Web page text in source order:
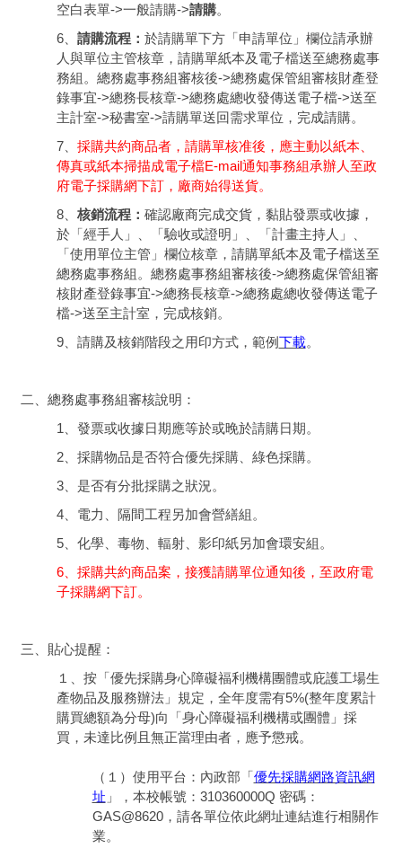
空白表單->一般請購->請購。
6、 請購流程： 於請購單下方「申請單位」欄位請承辦
人與單位主管核章，請購單紙本及電子檔送至總務處事
務組。總務處事務組審核後->總務處保管組審核財產登
錄事宜->總務長核章->總務處總收發傳送電子檔->送至
主計室->秘書室->請購單送回需求單位，完成請購。
7、 採購共約商品者，請購單核准後，應主動以紙本、
傳真或紙本掃描成電子檔E-mail通知事務組承辦人至政
府電子採購網下訂，廠商始得送貨。
8、 核銷流程： 確認廠商完成交貨，黏貼發票或收據，
於「經手人」、「驗收或證明」、「計畫主持人」、
「使用單位主管」欄位核章，請購單紙本及電子檔送至
總務處事務組。總務處事務組審核後->總務處保管組審
核財產登錄事宜->總務長核章->總務處總收發傳送電子
檔->送至主計室，完成核銷。
9、請購及核銷階段之用印方式，範例下載。
二、總務處事務組審核說明：
1、發票或收據日期應等於或晚於請購日期。
2、採購物品是否符合優先採購、綠色採購。
3、是否有分批採購之狀況。
4、電力、隔間工程另加會營繕組。
5、化學、毒物、輻射、影印紙另加會環安組。
6、採購共約商品案，接獲請購單位通知後，至政府電
子採購網下訂。
三、貼心提醒：
１、按「優先採購身心障礙福利機構團體或庇護工場生
產物品及服務辦法」規定，全年度需有5%(整年度累計
購買總額為分母)向「身心障礙福利機構或團體」採
買，未達比例且無正當理由者，應予懲戒。
（１）使用平台：內政部「優先採購網路資訊網
址 」，本校帳號：310360000Q 密碼：
GAS@8620，請各單位依此網址連結進行相關作
業。